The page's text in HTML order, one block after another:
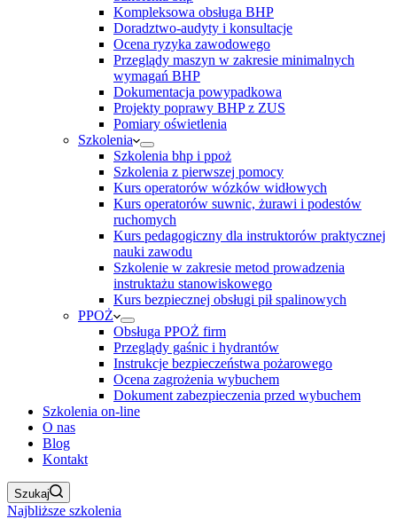
Kompleksowa obsługa BHP
Doradztwo-audyty i konsultacje
Ocena ryzyka zawodowego
Przeglądy maszyn w zakresie minimalnych
wymagań BHP
Dokumentacja powypadkowa
Projekty poprawy BHP z ZUS
Pomiary oświetlenia
Szkolenia
Szkolenia bhp i ppoż
Szkolenia z pierwszej pomocy
Kurs operatorów wózków widłowych
Kurs operatorów suwnic, żurawi i podestów
ruchomych
Kurs pedagogiczny dla instruktorów praktycznej
nauki zawodu
Szkolenie w zakresie metod prowadzenia
instruktażu stanowiskowego
Kurs bezpiecznej obsługi pił spalinowych
PPOŻ
Obsługa PPOŻ firm
Przeglądy gaśnic i hydrantów
Instrukcje bezpieczeństwa pożarowego
Ocena zagrożenia wybuchem
Dokument zabezpieczenia przed wybuchem
Szkolenia on-line
O nas
Blog
Kontakt
Szukaj
Najbliższe szkolenia